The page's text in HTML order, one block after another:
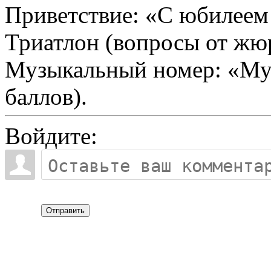
Приветствие: «С
Триатлон (вопросы от
Музыкальный номер:
баллов).
Войдите:
Отправить